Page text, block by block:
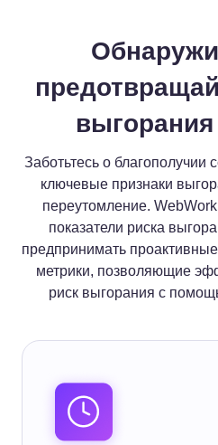
Заботьтесь о благополучии
ключевые признаки
переутомление.
показатели риска
предпринимать
метрики, позволяющие
риск выгорания с